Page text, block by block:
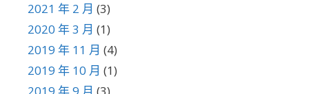
2021 年 2 月 (3)
2020 年 3 月 (1)
2019 年 11 月 (4)
2019 年 10 月 (1)